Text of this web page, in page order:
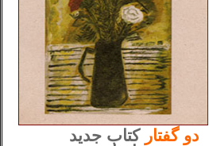
دوگفتار کتاب جدید